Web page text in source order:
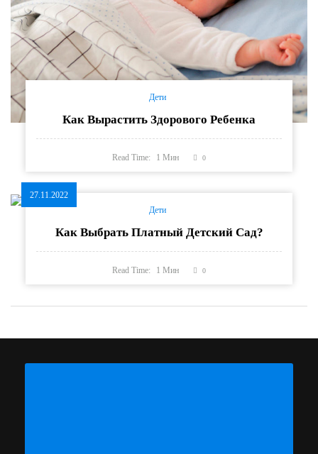
Дети
Как Вырастить Здорового Ребенка
Read Time: 1Мин 0
27.11.2022
Дети
Как Выбрать Платный Детский Сад?
Read Time: 1Мин 0